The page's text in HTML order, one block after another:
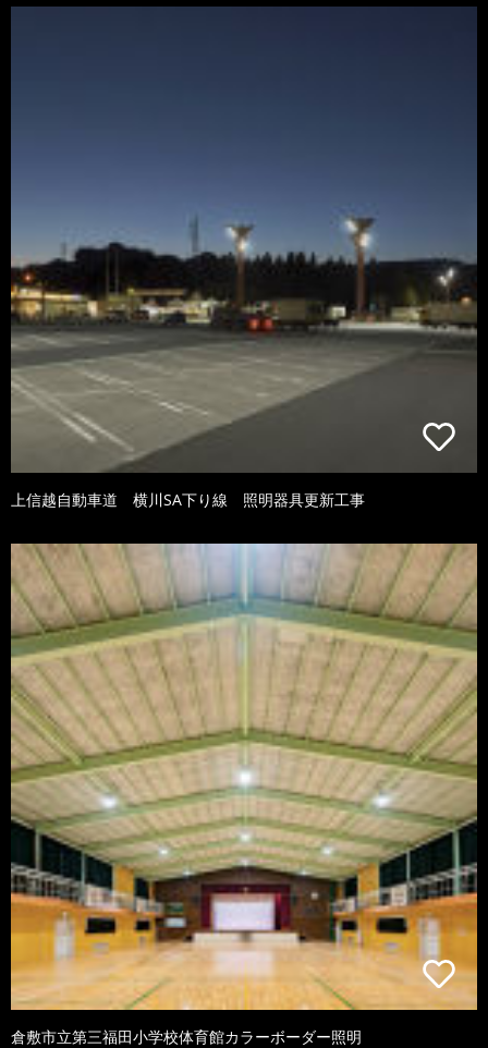
上信越自動車道 横川SA下り線 照明器具更新工事
倉敷市立第三福田小学校体育館カラーボーダー照明